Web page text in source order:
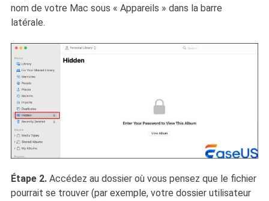
nom de votre Mac sous « Appareils » dans la barre
latérale.
Étape 2.Accédez au dossier où vous pensez que le fichier
pourrait se trouver (par exemple, votre dossier utilisateur